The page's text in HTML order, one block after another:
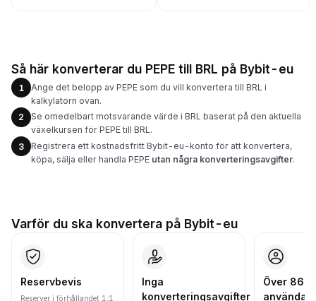
Så här konverterar du PEPE till BRL på Bybit-eu
1
Ange det belopp av PEPE som du vill konvertera till BRL i
kalkylatorn ovan.
2
Se omedelbart motsvarande värde i BRL baserat på den aktuella
växelkursen för PEPE till BRL.
3
Registrera ett kostnadsfritt Bybit-eu-konto för att konvertera,
köpa, sälja eller handla PEPE utan några konverteringsavgifter.
Varför du ska konvertera på Bybit-eu
Reservbevis
Reserver i förhållandet 1:1
Inga
konverteringsavgifter
Över 86